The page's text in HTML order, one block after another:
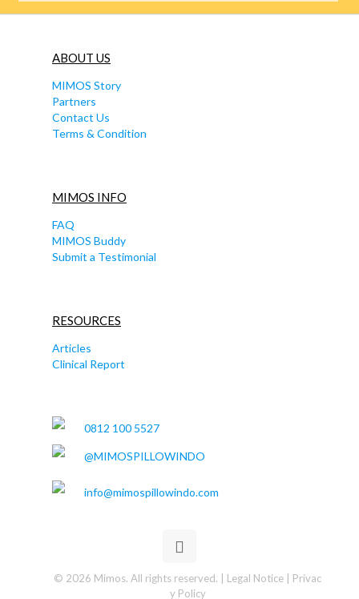
ABOUT US
MIMOS Story
Partners
Contact Us
Terms & Condition
MIMOS INFO
FAQ
MIMOS Buddy
Submit a Testimonial
RESOURCES
Articles
Clinical Report
0812 100 5527
@MIMOSPILLOWINDO
info@mimospillowindo.com
© 2026 Mimos. All rights reserved. | Legal Notice | Privac
y Policy